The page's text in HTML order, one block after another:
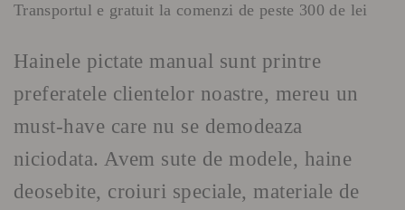
Transportul e gratuit la comenzi de peste 300 de lei
Hainele pictate manual sunt printre
preferatele clientelor noastre, mereu un
must-have care nu se demodeaza
niciodata. Avem sute de modele, haine
deosebite, croiuri speciale, materiale de